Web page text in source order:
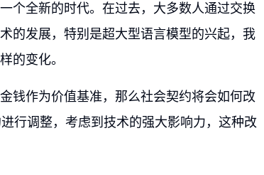
个全新的时代。在过去，大多数人通过交换
的发展，特别是超大型语言模型的兴起，我
的变化。
钱作为价值基准，那么社会契约将会如何改
行调整，考虑到技术的强大影响力，这种改